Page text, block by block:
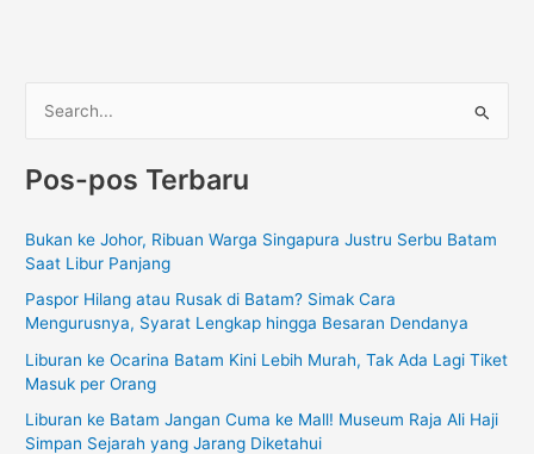
r
u
n
t
Pos-pos Terbaru
Bukan ke Johor, Ribuan Warga Singapura Justru Serbu Batam
Saat Libur Panjang
Paspor Hilang atau Rusak di Batam? Simak Cara
Mengurusnya, Syarat Lengkap hingga Besaran Dendanya
Liburan ke Ocarina Batam Kini Lebih Murah, Tak Ada Lagi Tiket
Masuk per Orang
Liburan ke Batam Jangan Cuma ke Mall! Museum Raja Ali Haji
Simpan Sejarah yang Jarang Diketahui